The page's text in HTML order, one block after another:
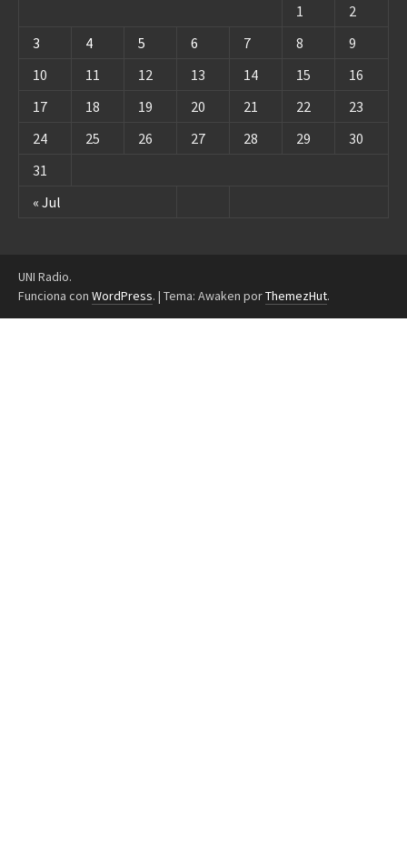
« Jul
1
2
3
4 5 6 7 8
9
10
11 12 13 14 15
16
17
18 19 20 21 22
23
24
25 26 27 28 29
30
31
UNI Radio.
Funciona con WordPress. | Tema: Awaken porThemezHut.